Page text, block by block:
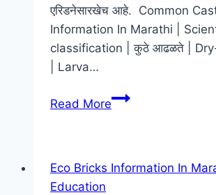
एरिडनेसारखेच आहे. Common
Information In Marathi |
classification | कुठे आढळते |
| Larva…
Read MoreAriadne
Castor
Eco Bricks Information In
Education